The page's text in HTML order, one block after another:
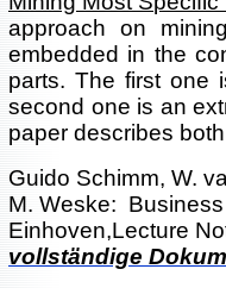
approach on
embedded in the
parts. The first one
second one is an
paper describes
Guido Schimm, W.
M. Weske:
Einhoven,Lecture
vollständige